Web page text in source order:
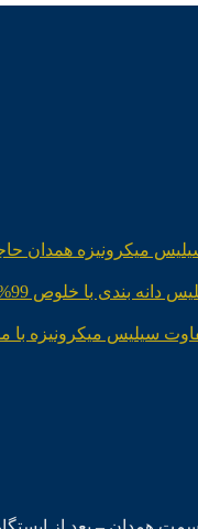
میکرونیزه همدان
دانه بندی با خلوص 99%
سیلیس میکرونیزه